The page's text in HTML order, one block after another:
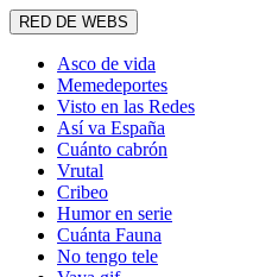
RED DE WEBS
Asco de vida
Memedeportes
Visto en las Redes
Así va España
Cuánto cabrón
Vrutal
Cribeo
Humor en serie
Cuánta Fauna
No tengo tele